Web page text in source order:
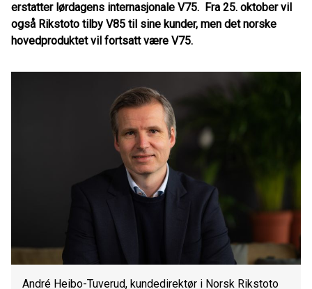
erstatter lørdagens internasjonale V75. Fra 25. oktober vil
også Rikstoto tilby V85 til sine kunder, men det norske
hovedproduktet vil fortsatt være V75.
André Heibo-Tuverud, kundedirektør i Norsk Rikstoto